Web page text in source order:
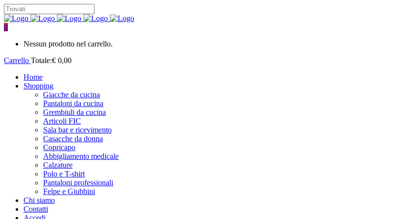
0
Nessun prodotto nel carrello.
Carrello Totale:€ 0,00
Home
Shopping
Giacche da cucina
Pantaloni da cucina
Grembiuli da cucina
Articoli FIC
Sala bar e ricevimento
Casacche da donna
Copricapo
Abbigliamento medicale
Calzature
Polo e T-shirt
Pantaloni professionali
Felpe e Giubbini
Chi siamo
Contatti